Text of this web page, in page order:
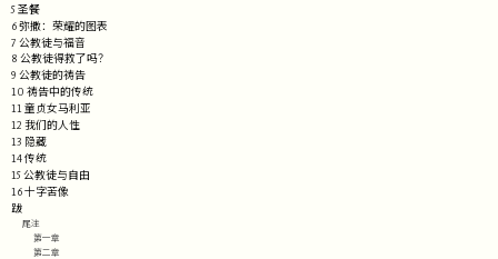
5 圣餐
6 弥撒：荣耀的图表
7 公教徒与福音
8 公教徒得救了吗？
9 公教徒的祷告
10 祷告中的传统
11 童贞女马利亚
12 我们的人性
13 隐藏
14 传统
15 公教徒与自由
16 十字苦像
跋
尾注
第一章
第二章